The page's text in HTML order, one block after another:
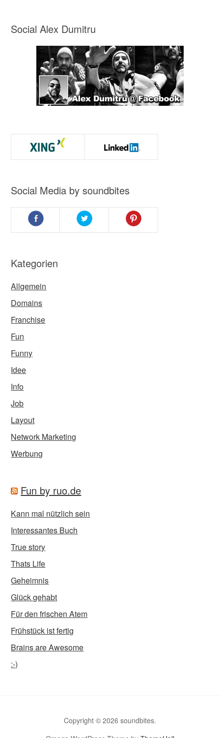
Social Alex Dumitru
Social Media by soundbites
Kategorien
Allgemein
Domains
Franchise
Fun
Funny
Idee
Info
Job
Layout
Network Marketing
Werbung
Fun by ruo.de
Kann mal nützlich sein
Interessantes Buch
True story
Thats Life
Geheimnis
Glück gehabt
Für den frischen Atem
Frühstück ist fertig
Brains are Awesome
:-)
Copyright © 2026 soundbites.